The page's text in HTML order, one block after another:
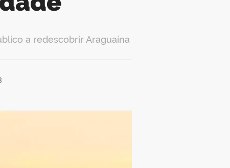
a redescobrir Araguaína